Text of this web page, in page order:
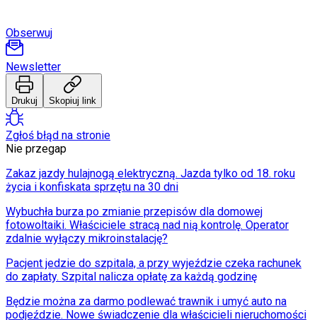
Obserwuj
Newsletter
Drukuj Skopiuj link
Zgłoś błąd na stronie
Nie przegap
Zakaz jazdy hulajnogą elektryczną. Jazda tylko od 18. roku
życia i konfiskata sprzętu na 30 dni
Wybuchła burza po zmianie przepisów dla domowej
fotowoltaiki. Właściciele stracą nad nią kontrolę. Operator
zdalnie wyłączy mikroinstalację?
Pacjent jedzie do szpitala, a przy wyjeździe czeka rachunek
do zapłaty. Szpital nalicza opłatę za każdą godzinę
Będzie można za darmo podlewać trawnik i umyć auto na
podjeździe. Nowe świadczenie dla właścicieli nieruchomości